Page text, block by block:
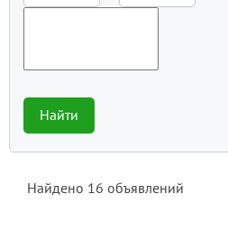
Найти
Найдено 16 объявлений